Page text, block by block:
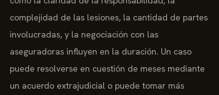
complejidad de las lesiones, la cantidad de partes
involucradas, y la negociación con las
aseguradoras influyen en la duración. Un caso
puede resolverse en cuestión de meses mediante
un acuerdo extrajudicial o puede tomar más